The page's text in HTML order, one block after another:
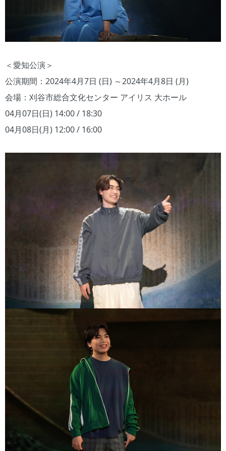
＜愛知公演＞
公演期間：2024年4月7日 (日) ～2024年4月8日 (月)
会場：刈谷市総合文化センター アイリス 大ホール
04月07日(日) 14:00 / 18:30
04月08日(月) 12:00 / 16:00